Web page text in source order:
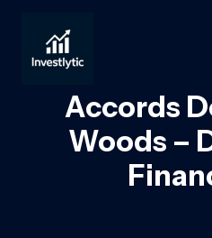
contenu
Accords
Woods –